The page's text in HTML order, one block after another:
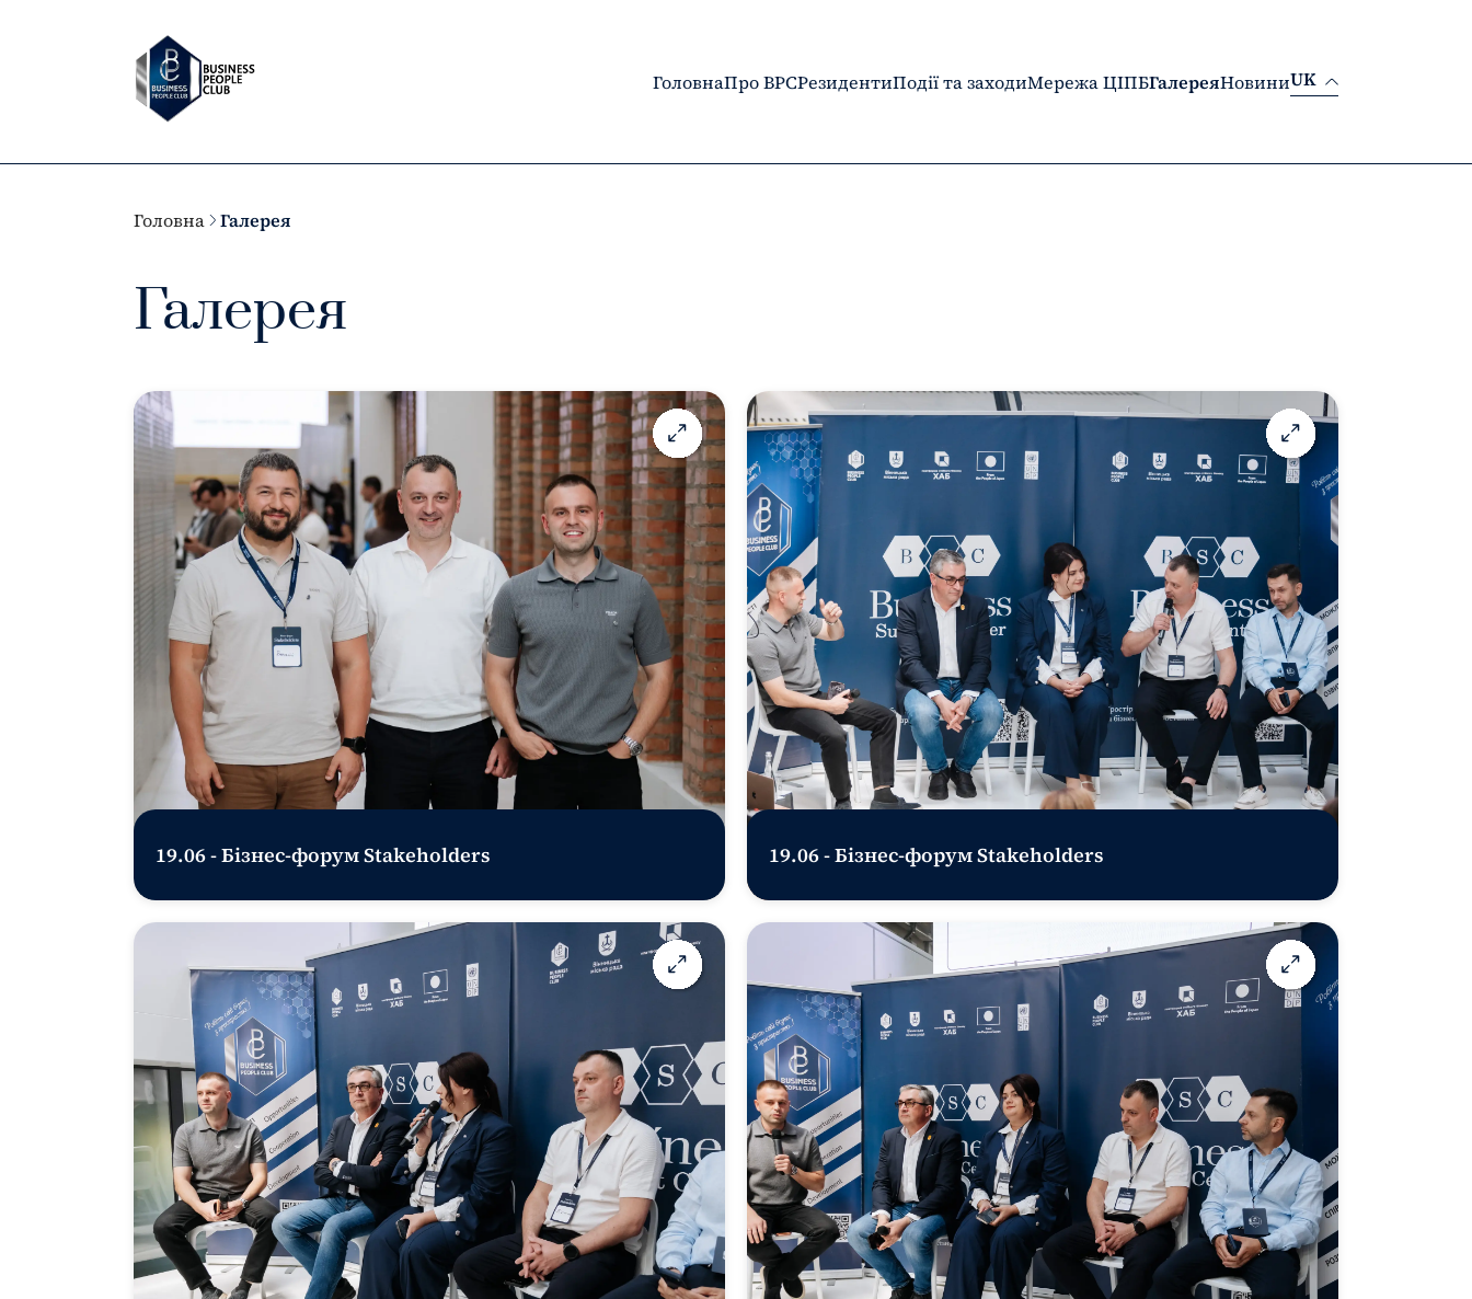
ГоловнаПро BPCРезидентиПодії та заходиМережа ЦІПБГалереяНовиниUK
Головна Галерея
Галерея
19.06 - Бізнес-форум Stakeholders 19.06 - Бізнес-форум Stakeholders